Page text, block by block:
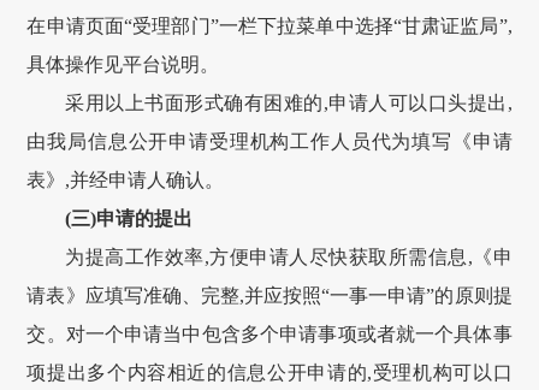
在申请页面“受理部门”一栏下拉菜单中选择“甘肃证监局”,
具体操作见平台说明。
采用以上书面形式确有困难的,申请人可以口头提出,
由我局信息公开申请受理机构工作人员代为填写《申请
表》,并经申请人确认。
(三)申请的提出
为提高工作效率,方便申请人尽快获取所需信息,《申
请表》应填写准确、完整,并应按照“一事一申请”的原则提
交。对一个申请当中包含多个申请事项或者就一个具体事
项提出多个内容相近的信息公开申请的,受理机构可以口